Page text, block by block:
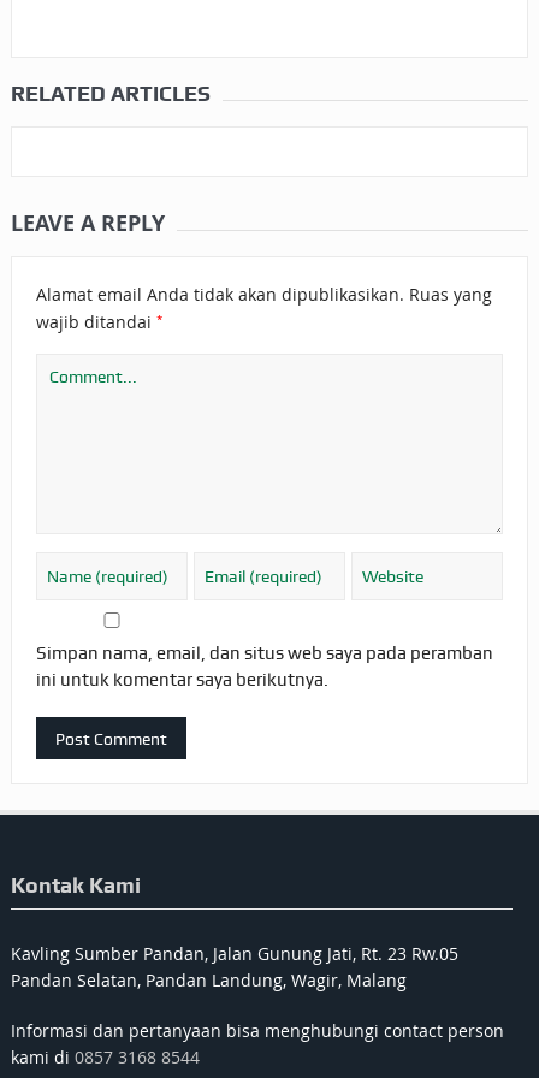
RELATED ARTICLES
LEAVE A REPLY
Alamat email Anda tidak akan dipublikasikan. Ruas yang
wajib ditandai *
Simpan nama, email, dan situs web saya pada peramban
ini untuk komentar saya berikutnya.
Kontak Kami
Kavling Sumber Pandan, Jalan Gunung Jati, Rt. 23 Rw.05
Pandan Selatan, Pandan Landung, Wagir, Malang
Informasi dan pertanyaan bisa menghubungi contact person
kami di 0857 3168 8544